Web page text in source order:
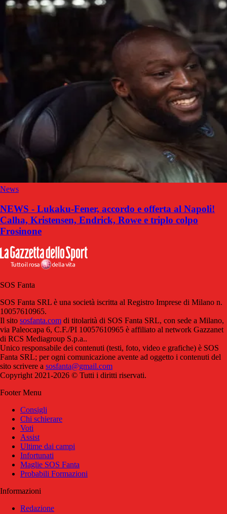
News
NEWS - Lukaku-Fener, accordo e offerta al Napoli!
Calha, Kristensen, Endrick, Rowe e triplo colpo
Frosinone
SOS Fanta
SOS Fanta SRL è una società iscritta al Registro Imprese di Milano n.
10057610965.
Il sito sosfanta.com di titolarità di SOS Fanta SRL, con sede a Milano,
via Paleocapa 6, C.F./PI 10057610965 è affiliato al network Gazzanet
di RCS Mediagroup S.p.a..
Unico responsabile dei contenuti (testi, foto, video e grafiche) è SOS
Fanta SRL; per ogni comunicazione avente ad oggetto i contenuti del
sito scrivere a sosfanta@gmail.com
Copyright 2021-2026 © Tutti i diritti riservati.
Footer Menu
Consigli
Chi schierare
Voti
Assist
Ultime dai campi
Infortunati
Maglie SOS Fanta
Probabili Formazioni
Informazioni
Redazione